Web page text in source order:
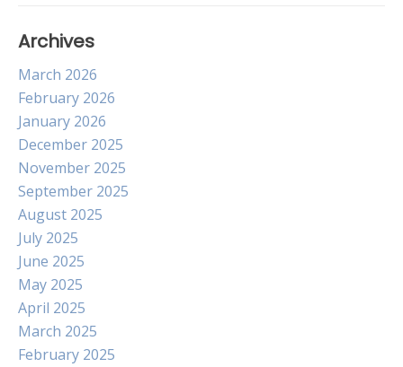
Archives
March 2026
February 2026
January 2026
December 2025
November 2025
September 2025
August 2025
July 2025
June 2025
May 2025
April 2025
March 2025
February 2025